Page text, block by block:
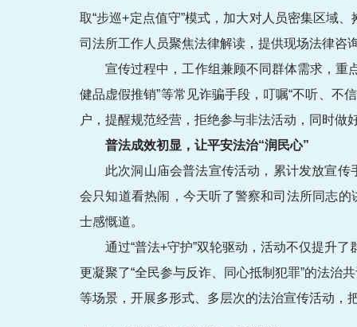
取“步巡+定点值守”模式，加大对人员密集区域
司法所工作人员聚焦法律解读，提供现场法律咨
宣传过程中，工作组兼顾不同群体需求，重
健品虚假推销”等常见诈骗手段，叮嘱“不听、不
户，提醒规范经营，拒绝参与非法活动，同时做
普法成效初显，让平安法治“润民心”
此次洞山庙会普法宣传活动，累计发放宣传
会只知道看热闹，今天听了警察和司法所同志
士感慨道。
通过“普法+守护”双轮驱动，活动不仅提升
更凝聚了“全民参与反诈、同心抵制犯罪”的法治
等场景，开展多形式、多层次的法治宣传活动，